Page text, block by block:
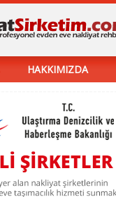
HAKKIMIZDA